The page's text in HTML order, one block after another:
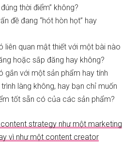
thời điểm” không?
đề đang “hót hòn họt” hay
liên quan mật thiết với một bài nào
hoặc sắp đăng hay không?
gắn với một sản phẩm hay tính
làng không, hay bạn chỉ muốn
tốt sẵn có của các sản phẩm?
content strategy như một marketing
vì như một content creator